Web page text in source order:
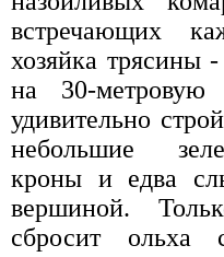
встречающих
хозяйка трясины
на 30-метровую
удивительно
небольшие
кроны и едва
вершиной.
сбросит